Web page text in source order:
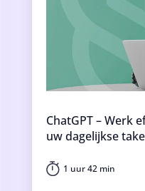
ChatGPT – Werk
uw dagelijkse
1 uur 42 min